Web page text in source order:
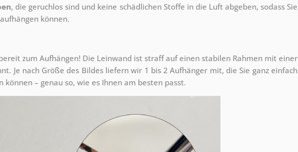
, die geruchlos sind und keine schädlichen Stoffe in die Luft abgeben, sodass Sie
können.
zum Aufhängen! Die Leinwand ist straff auf einen stabilen Rahmen mit einer
Je nach Größe des Bildes liefern wir 1 bis 2 Aufhänger mit, die Sie ganz einfach
können – genau so, wie es Ihnen am besten passt.